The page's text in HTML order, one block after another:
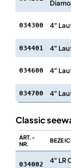
034300 4″
034401 4″
034600 4″
034700 4″
Classic
ART.-
NR.
034002
4″ LR